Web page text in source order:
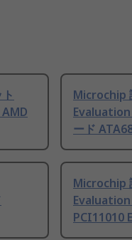
Microchip
ード
Microchip
PCI11010